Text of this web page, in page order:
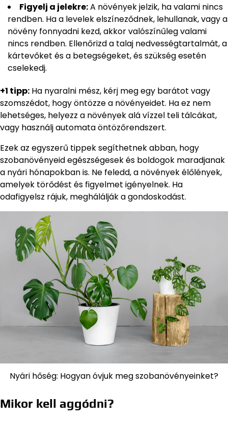
Figyelj a jelekre:A növények jelzik, ha valami nincs
rendben. Ha a levelek elszíneződnek, lehullanak, vagy a
növény fonnyadni kezd, akkor valószínűleg valami
nincs rendben. Ellenőrizd a talaj nedvességtartalmát, a
kártevőket és a betegségeket, és szükség esetén
cselekedj.
+1 tipp: Ha nyaralni mész, kérj meg egy barátot vagy
szomszédot, hogy öntözze a növényeidet. Ha ez nem
lehetséges, helyezz a növények alá vízzel teli tálcákat,
vagy használj automata öntözőrendszert.
Ezek az egyszerű tippek segíthetnek abban, hogy
szobanövényeid egészségesek és boldogok maradjanak
a nyári hónapokban is. Ne feledd, a növények élőlények,
amelyek törődést és figyelmet igényelnek. Ha
odafigyelsz rájuk, meghálálják a gondoskodást.
Nyári hőség: Hogyan óvjuk meg szobanövényeinket?
Mikor kell aggódni?